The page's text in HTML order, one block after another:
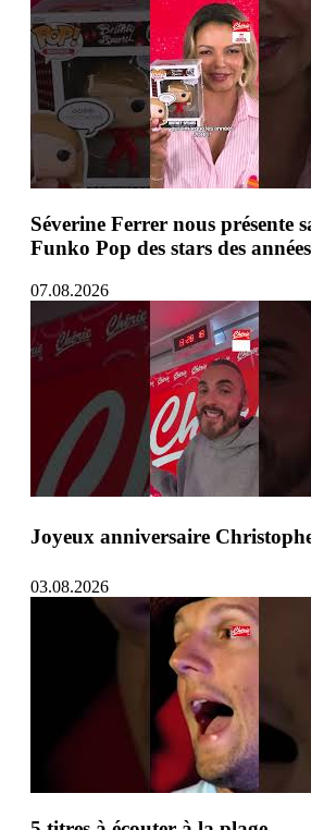
Séverine Ferrer nous présente
Funko Pop des stars des
07.08.2026
Joyeux anniversaire
03.08.2026